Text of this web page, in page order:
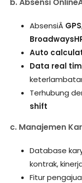
AbsensiÂ
Auto
Data real
Terhubung
shift
c. Manajemen
Database
kontrak,
Fitur